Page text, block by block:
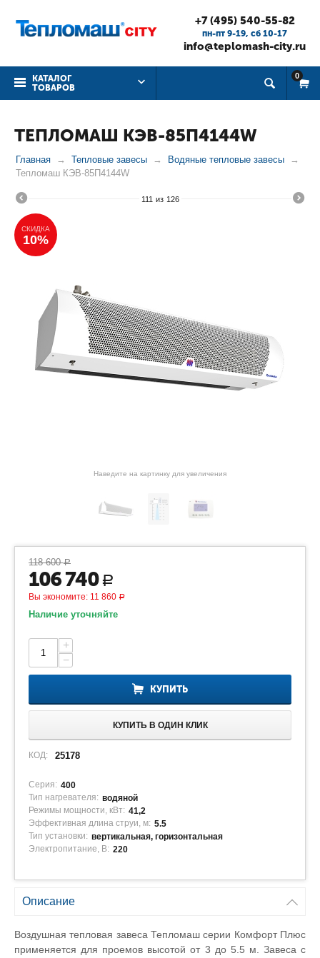
+7 (495) 540-55-82
пн-пт 9-19, cб 10-17
info@teplomash-city.ru
КАТАЛОГ
ТОВАРОВ
0
ТЕПЛОМАШ КЭВ-85П4144W
Главная Тепловые завесы
Водяные тепловые завесы
Тепломаш КЭВ-85П4144W
111 из 126
СКИДКА
10%
Наведите на картинку для увеличения
118 600 Р
106 740 Р
Вы экономите: 11 860 Р
Наличие уточняйте
+
−
КУПИТЬ
КУПИТЬ В ОДИН КЛИК
КОД: 25178
Серия: 400
Тип нагревателя: водяной
Режимы мощности, кВт: 41,2
Эффективная длина струи, м: 5.5
Тип установки: вертикальная, горизонтальная
Электропитание, В: 220
Описание
Воздушная тепловая завеса Тепломаш серии Комфорт Плюс
применяется для проемов высотой от 3 до 5.5 м. Завеса с